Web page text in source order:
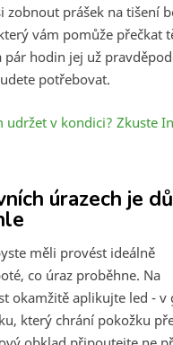
zobnout prášek na tišení
vám pomůže přečkat
pár hodin jej už
potřebovat.
udržet v kondici? Zkuste
úrazech je
měli provést ideálně
co úraz proběhne. Na
okamžitě aplikujte led - v
který chrání pokožku